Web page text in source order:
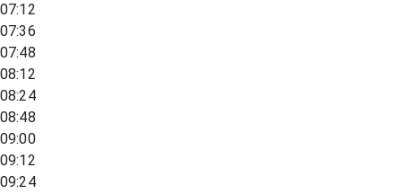
07:12
07:36
07:48
08:12
08:24
08:48
09:00
09:12
09:24